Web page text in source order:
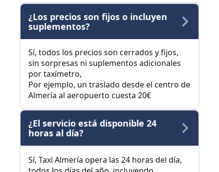
¿Los precios son fijos o incluyen
suplementos?
Sí, todos los precios son cerrados y fijos,
sin sorpresas ni suplementos adicionales
por taxímetro,
Por ejemplo, un traslado desde el centro de
Almería al aeropuerto cuesta 20€
¿El servicio está disponible 24
horas al día?
Sí, Taxi Almería opera las 24 horas del día,